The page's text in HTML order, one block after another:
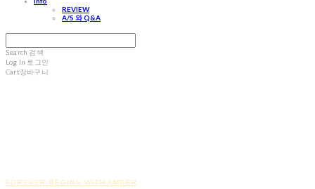
REVIEW
A/S 와 Q&A
Search 검색
Log In 로그인
Cart장바구니
FOREVER BEGINS WITH AMBER